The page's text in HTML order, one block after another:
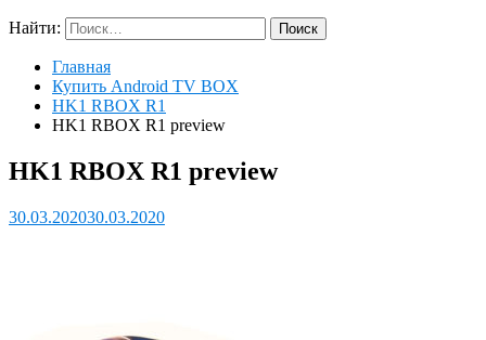
Найти:
Главная
Купить Android TV BOX
HK1 RBOX R1
HK1 RBOX R1 preview
HK1 RBOX R1 preview
30.03.202030.03.2020